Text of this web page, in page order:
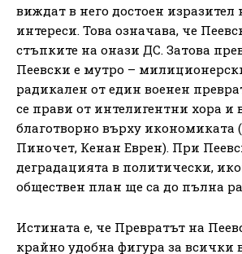
виждат в него достоен изразител
интереси. Това означава, че
стъпките на онази ДС. Затова
Пеевски е мутро –
радикален от един военен
се прави от интелигентни хора и
благотворно върху икономиката
Пиночет, Кенан Еврен). При
деградацията в политически,
обществен план ще са до пълна
Истината е, че Превратът на
крайно удобна фигура за